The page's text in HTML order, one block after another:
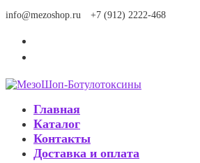
Перейти
info@mezoshop.ru +7 (912) 2222-468
Главная
Каталог
Контакты
Доставка и оплата